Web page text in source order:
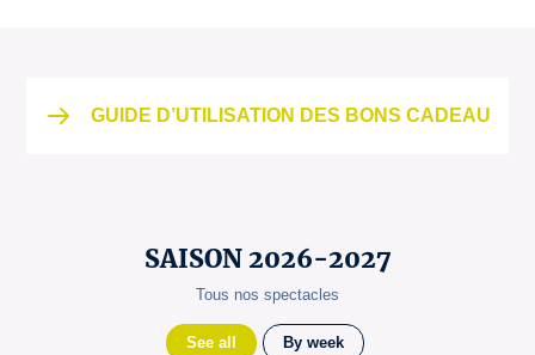
SAISON 2026-2027
Tous nos spectacles
See all By week
GUIDE D’UTILISATION DES BONS CADEAU